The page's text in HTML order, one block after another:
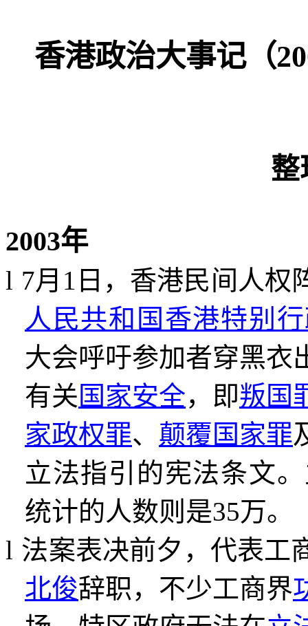
香港政治大事记（
整
2003年
l 7月 1 日，香港民间人权
人民共和国香港特别
大会呼吁参加者穿黑衣
有关国家安全，即叛国
家政权罪、 颠覆国家罪
立法指引的宪法条文
统计的人数则是35万。
l 法案表决前夕，代表工
北俊辞职，不少工商界